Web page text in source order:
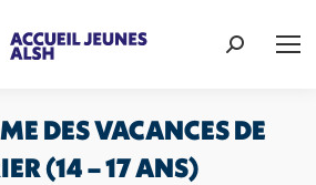
Recherche
DES VACANCES DE
(14 – 17 ANS)